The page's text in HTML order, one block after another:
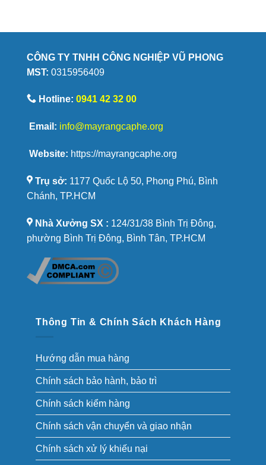
hạt
Savoury
CÔNG TY TNHH CÔNG NGHIỆP VŨ PHONG
MST: 0315956409
Hotline: 0941 42 32 00
Email: info@mayrangcaphe.org
Website: https://mayrangcaphe.org
Trụ sở: 1177 Quốc Lộ 50, Phong Phú, Bình
Chánh, TP.HCM
Nhà Xưởng SX : 124/31/38 Bình Trị Đông,
phường Bình Trị Đông, Bình Tân, TP.HCM
Thông Tin & Chính Sách Khách Hàng
Hướng dẫn mua hàng
Chính sách bảo hành, bảo trì
Chính sách kiểm hàng
Chính sách vận chuyển và giao nhận
Chính sách xử lý khiếu nại